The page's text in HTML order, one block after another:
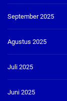
September 2025
Agustus 2025
Juli 2025
Juni 2025